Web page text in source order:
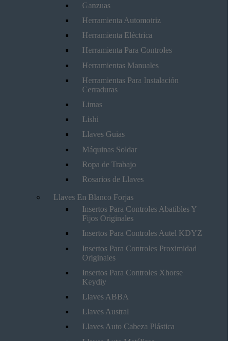
Ganzuas
Herramienta Automotriz
Herramienta Eléctrica
Herramienta Para Controles
Herramientas Manuales
Herramientas Para Instalación
Cerraduras
Limas
Lishi
Llaves Guias
Máquinas Soldar
Ropa de Trabajo
Rosarios de Llaves
Llaves En Blanco Forjas
Insertos Para Controles Abatibles Y
Fijos Originales
Insertos Para Controles Autel KDYZ
Insertos Para Controles Proximidad
Originales
Insertos Para Controles Xhorse
Keydiy
Llaves ABBA
Llaves Austral
Llaves Auto Cabeza Plástica